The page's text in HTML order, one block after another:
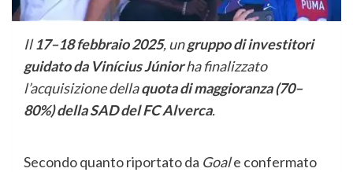
Il17–18 febbraio 2025, ungruppo di investitori
guidato da Vinícius Júniorha finalizzato
l’acquisizione dellaquota di maggioranza (70–
80%) della SAD del FC Alverca.
Secondo quanto riportato da Goale confermato